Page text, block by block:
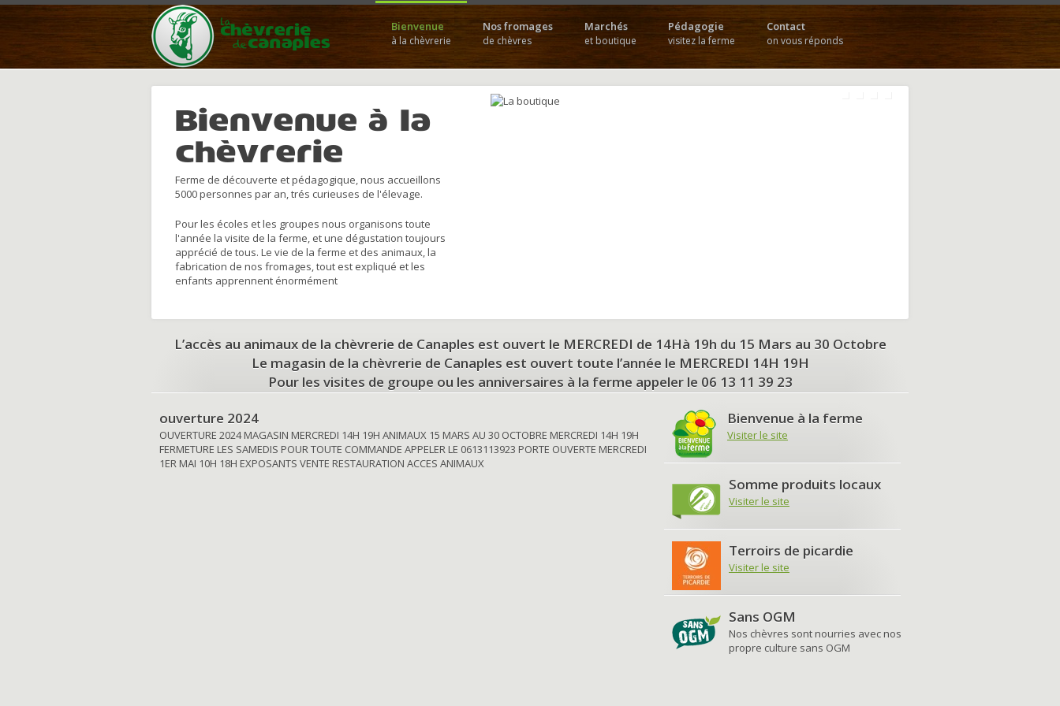
Bienvenue
à la chèvrerie
Nos fromages
de chèvres
Marchés
et boutique
Pédagogie
visitez la ferme
Contact
on vous réponds
Bienvenue à la
chèvrerie
Ferme de découverte et pédagogique, nous accueillons
5000 personnes par an, trés curieuses de l'élevage.
Pour les écoles et les groupes nous organisons toute
l'année la visite de la ferme, et une dégustation toujours
apprécié de tous. Le vie de la ferme et des animaux, la
fabrication de nos fromages, tout est expliqué et les
enfants apprennent énormément
L’accès au animaux de la chèvrerie de Canaples est ouvert le MERCREDI de 14Hà 19h du 15 Mars au 30 Octobre
Le magasin de la chèvrerie de Canaples est ouvert toute l’année le MERCREDI 14H 19H
Pour les visites de groupe ou les anniversaires à la ferme appeler le 06 13 11 39 23
ouverture 2024
OUVERTURE 2024 MAGASIN MERCREDI 14H 19H ANIMAUX 15 MARS AU 30 OCTOBRE MERCREDI 14H 19H
FERMETURE LES SAMEDIS POUR TOUTE COMMANDE APPELER LE 0613113923 PORTE OUVERTE MERCREDI
1ER MAI 10H 18H EXPOSANTS VENTE RESTAURATION ACCES ANIMAUX
Bienvenue à la ferme
Visiter le site
Somme produits locaux
Visiter le site
Terroirs de picardie
Visiter le site
Sans OGM
Nos chèvres sont nourries avec nos
propre culture sans OGM